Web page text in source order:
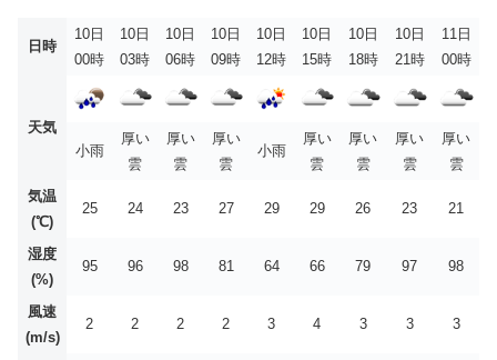
日時
10日
00時
10日
03時
10日
06時
10日
09時
10日
12時
10日
15時
10日
18時
10日
21時
11日
00時
天気
小雨
厚い
雲
厚い
雲
厚い
雲
小雨
厚い
雲
厚い
雲
厚い
雲
厚い
雲
気温
(℃)
25 24 23 27 29 29 26 23 21
湿度
(%)
95 96 98 81 64 66 79 97 98
風速
(m/s)
2 2 2 2 3 4 3 3 3